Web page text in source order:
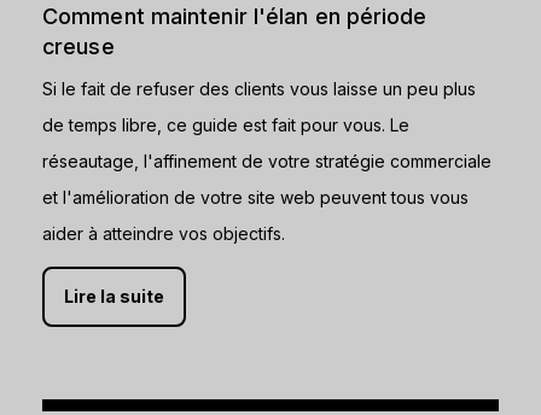
Comment maintenir l'élan en période
creuse
Si le fait de refuser des clients vous laisse un peu plus
de temps libre, ce guide est fait pour vous. Le
réseautage, l'affinement de votre stratégie commerciale
et l'amélioration de votre site web peuvent tous vous
aider à atteindre vos objectifs.
Lire la suite